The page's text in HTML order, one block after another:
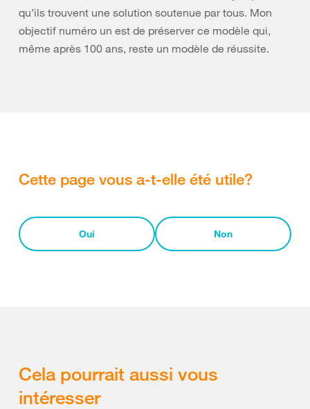
qu’ils trouvent une solution soutenue par tous. Mon
objectif numéro un est de préserver ce modèle qui,
même après 100 ans, reste un modèle de réussite.
Cette page vous a-t-elle été utile?
Oui Non
Cela pourrait aussi vous
intéresser